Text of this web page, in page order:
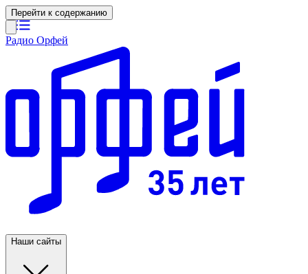
Перейти к содержанию
Радио Орфей
Наши сайты